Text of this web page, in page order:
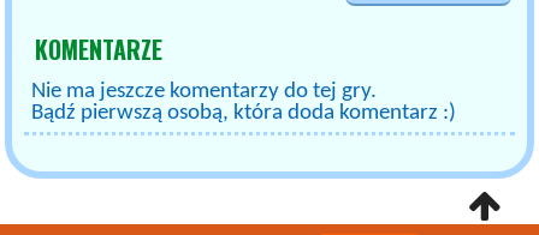
KOMENTARZE
Nie ma jeszcze komentarzy do tej gry.
Bądź pierwszą osobą, która doda komentarz :)